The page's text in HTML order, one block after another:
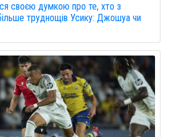
своєю думкою про те, хто з
труднощів Усику: Джошуа чи